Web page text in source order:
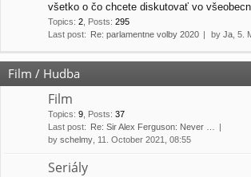
všetko o čo chcete diskutovať vo
Topics: 2 Posts: 295
Last post: Re: parlamentne volby 2020 by Ja , 5.
Film / Hudba
Film
Topics: 9 Posts: 37
Last post: Re: Sir Alex Ferguson: Never …
by schelmy , 11. October 2021, 08:55
Seriály